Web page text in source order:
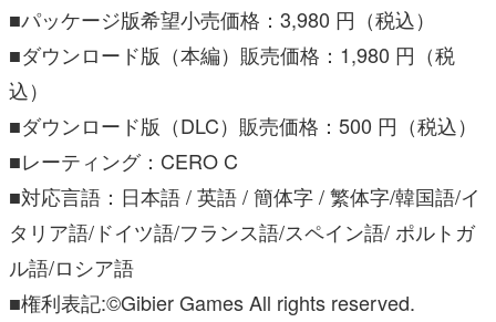
■パッケージ版希望小売価格：3,980 円（税込）
■ダウンロード版（本編）販売価格：1,980 円（税
込）
■ダウンロード版（DLC）販売価格：500 円（税込）
■レーティング：CERO C
■対応言語：日本語 / 英語 / 簡体字 / 繁体字/韓国語/イ
タリア語/ドイツ語/フランス語/スペイン語/ ポルトガ
ル語/ロシア語
■権利表記:©Gibier Games All rights reserved.